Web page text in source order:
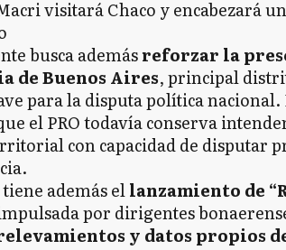
busca ademásreforzar la
de Buenos Aires, principal
para la disputa política
el PRO todavía conserva
con capacidad de disputar
además ellanzamiento de
por dirigentes
y datos propios